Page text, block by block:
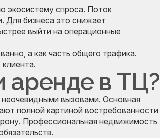
экосистему спроса. Поток
Для бизнеса это снижает
выйти на операционные
а как часть общего трафика.
аренде в ТЦ?
вызовами. Основная
полной картиной востребованности
Профессиональная недвижимость